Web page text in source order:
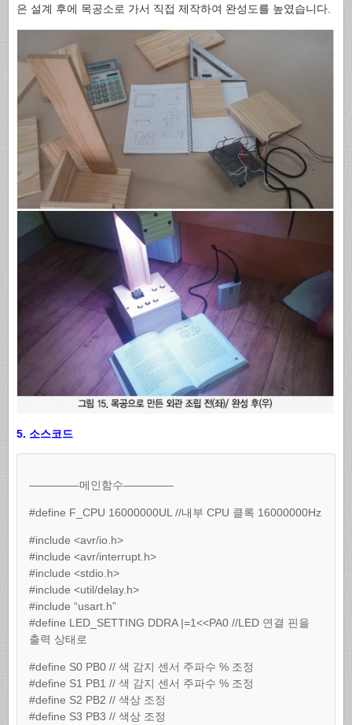
은 설계 후에 목공소로 가서 직접 제작하여 완성도를 높였습니다.
5. 소스코드
————–메인함수————–
#define F_CPU 16000000UL //내부 CPU 클록 16000000Hz
#include <avr/io.h>
#include <avr/interrupt.h>
#include <stdio.h>
#include <util/delay.h>
#include “usart.h”
#define LED_SETTING DDRA |=1<<PA0 //LED 연결 핀을
출력 상태로
#define S0 PB0 // 색 감지 센서 주파수 % 조정
#define S1 PB1 // 색 감지 센서 주파수 % 조정
#define S2 PB2 // 색상 조정
#define S3 PB3 // 색상 조정